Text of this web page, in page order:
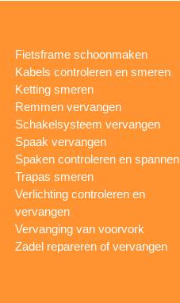
Fietsframe schoonmaken
Kabels controleren en smeren
Ketting smeren
Remmen vervangen
Schakelsysteem vervangen
Spaak vervangen
Spaken controleren en spannen
Trapas smeren
Verlichting controleren en
vervangen
Vervanging van voorvork
Zadel repareren of vervangen